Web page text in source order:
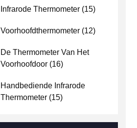
Infrarode Thermometer (15)
Voorhoofdthermometer (12)
De Thermometer Van Het
Voorhoofdoor (16)
Handbediende Infrarode
Thermometer (15)